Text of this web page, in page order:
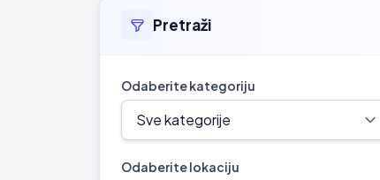
Pretraži
Odaberite kategoriju
Odaberite lokaciju